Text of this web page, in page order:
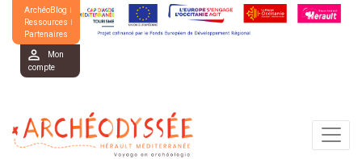
ArchéoBlog
Ressources
Partenaires
Mon
compte